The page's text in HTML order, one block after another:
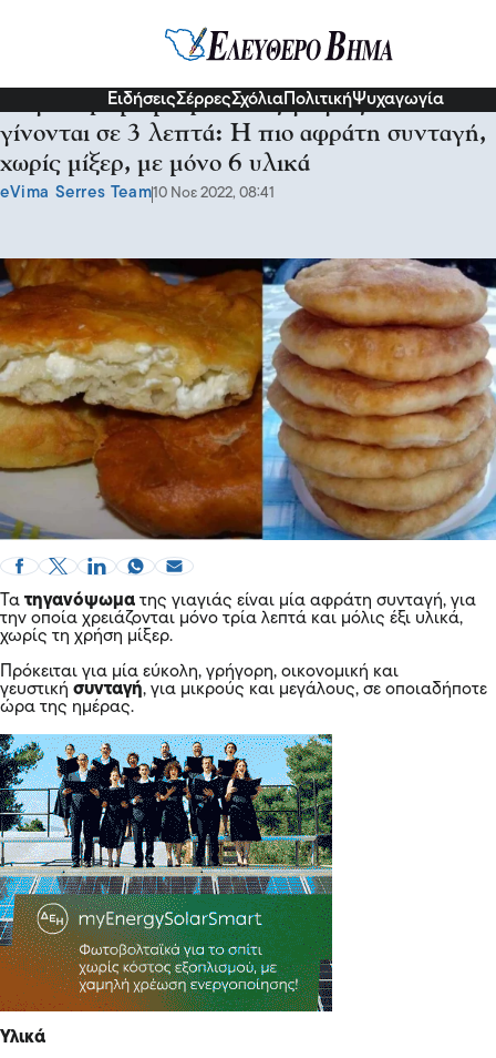
ΕιδήσειςΣέρρεςΣχόλια ΠολιτικήΨυχαγωγία
Τηγανόψωμα με φέτα της γιαγιάς που
γίνονται σε 3 λεπτά: Η πιο αφράτη συνταγή,
χωρίς μίξερ, με μόνο 6 υλικά
eVima Serres Team10 Νοε 2022, 08:41
Τα τηγανόψωμα της γιαγιάς είναι μία αφράτη συνταγή, για
την οποία χρειάζονται μόνο τρία λεπτά και μόλις έξι υλικά,
χωρίς τη χρήση μίξερ.
Πρόκειται για μία εύκολη, γρήγορη, οικονομική και
γευστική συνταγή, για μικρούς και μεγάλους, σε οποιαδήποτε
ώρα της ημέρας.
Υλικά